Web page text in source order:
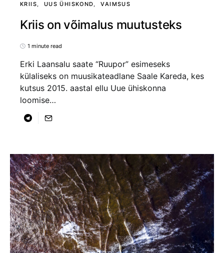
KRIIS UUS ÜHISKOND VAIMSUS
Kriis on võimalus muutusteks
1 minute read
Erki Laansalu saate “Ruupor” esimeseks
külaliseks on muusikateadlane Saale Kareda, kes
kutsus 2015. aastal ellu Uue ühiskonna
loomise…